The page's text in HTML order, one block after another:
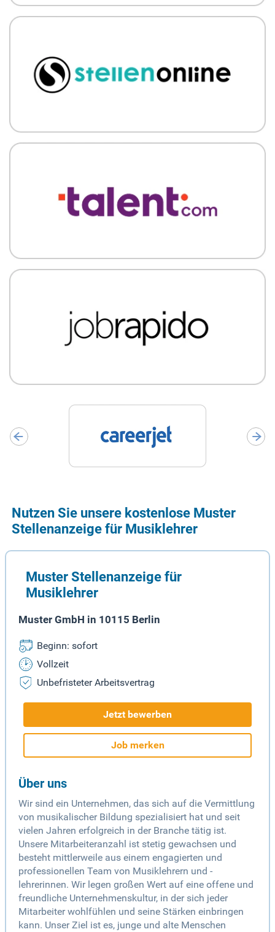
Nutzen Sie unsere kostenlose Muster
Stellenanzeige für Musiklehrer
Muster Stellenanzeige für
Musiklehrer
Muster GmbH in 10115 Berlin
Beginn: sofort
Vollzeit
Unbefristeter Arbeitsvertrag
Jetzt bewerben
Job merken
Über uns
Wir sind ein Unternehmen, das sich auf die Vermittlung
von musikalischer Bildung spezialisiert hat und seit
vielen Jahren erfolgreich in der Branche tätig ist.
Unsere Mitarbeiteranzahl ist stetig gewachsen und
besteht mittlerweile aus einem engagierten und
professionellen Team von Musiklehrern und -
lehrerinnen. Wir legen großen Wert auf eine offene und
freundliche Unternehmenskultur, in der sich jeder
Mitarbeiter wohlfühlen und seine Stärken einbringen
kann. Unser Ziel ist es, junge und alte Menschen